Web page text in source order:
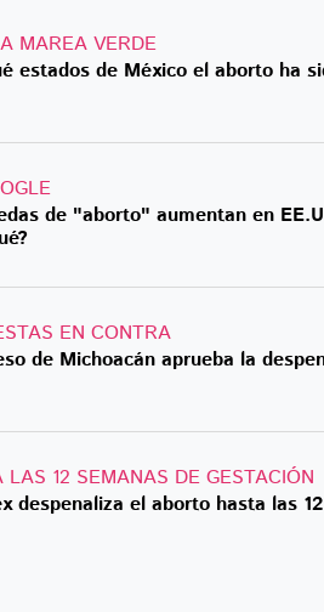
MAREA VERDE
estados de México el aborto ha
de "aborto" aumentan en
EN CONTRA
de Michoacán aprueba la
LAS 12 SEMANAS DE GESTACIÓN
despenaliza el aborto hasta las